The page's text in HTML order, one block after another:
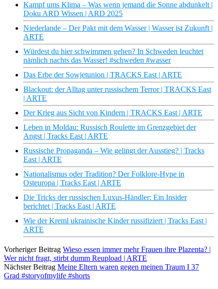
Kampf ums Klima – Was wenn jemand die Sonne abdunkelt |
Doku ARD Wissen | ARD 2025
Niederlande – Der Pakt mit dem Wasser | Wasser ist Zukunft |
ARTE
Würdest du hier schwimmen gehen? In Schweden leuchtet
nämlich nachts das Wasser! #schweden #wasser
Das Erbe der Sowjetunion | TRACKS East | ARTE
Blackout: der Alltag unter russischem Terror | TRACKS East
| ARTE
Der Krieg aus Sicht von Kindern | TRACKS East | ARTE
Leben in Moldau: Russisch Roulette im Grenzgebiet der
Angst | Tracks East | ARTE
Russische Propaganda – Wie gelingt der Ausstieg? | Tracks
East | ARTE
Nationalismus oder Tradition? Der Folklore-Hype in
Osteuropa | Tracks East | ARTE
Die Tricks der russischen Luxus-Händler: Ein Insider
berichtet | Tracks East | ARTE
Wie der Kreml ukrainische Kinder russifiziert | Tracks East |
ARTE
Vorheriger Beitrag Wieso essen immer mehr Frauen ihre Plazenta? |
Wer nicht fragt, stirbt dumm Reupload | ARTE
Nächster Beitrag Meine Eltern waren gegen meinen Traum I 37
Grad #storyofmylife #shorts